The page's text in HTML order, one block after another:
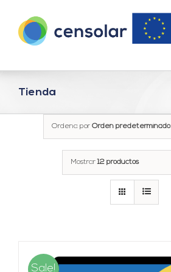
contenido
Tienda
Ordena por Orden predeterminado
Mostrar12 productos
Sale!